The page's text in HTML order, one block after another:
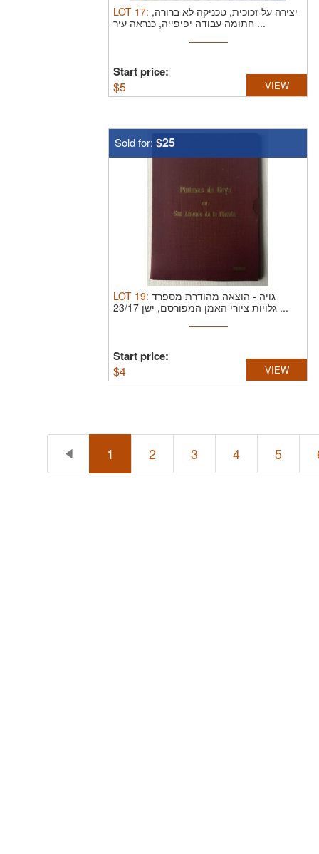
LOT 17: יצירה על זכוכית, טכניקה לא ברורה,
חתומה עבודה יפיפייה, כנראה עיר ...
Start price:
$5 VIEW
Sold for: $25
LOT 19: גויה - הוצאה מהודרת מספרד
גלויות ציורי האמן המפורסם, ישן 23/17 ...
Start price:
$4 VIEW
1 2 3 4 5